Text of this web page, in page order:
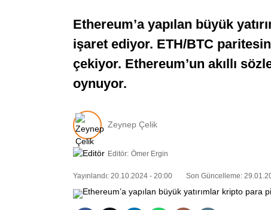
Ethereum’a yapılan büyük
işaret ediyor. ETH/BTC
çekiyor. Ethereum’un akıllı
oynuyor.
Zeynep Çelik
Editör: Ömer Ergin
Yayınlandı: 20.10.2024 - 20:00 Son Güncelleme: